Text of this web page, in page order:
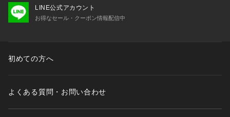
LINE公式アカウント
お得なセール・クーポン情報配信中
初めての方へ
よくある質問・お問い合わせ